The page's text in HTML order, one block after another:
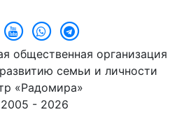
общественная организация
семьи и личности
«Радомира»
- 2026